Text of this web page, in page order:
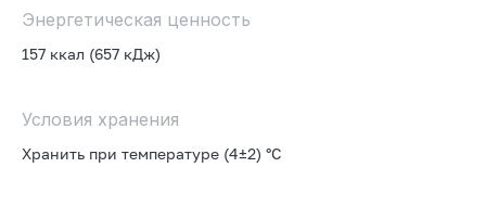
Энергетическая ценность
157 ккал (657 кДж)
Условия хранения
Хранить при температуре (4±2) °С